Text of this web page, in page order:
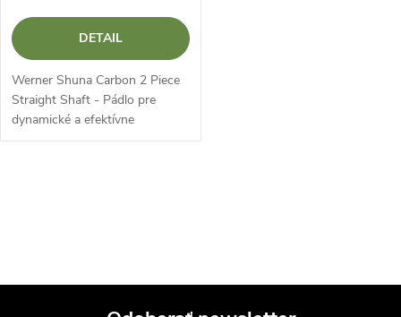
DETAIL
Werner Shuna Carbon 2 Piece
Straight Shaft - Pádlo pre
dynamické a efektívne
pádlovanie Werner Shuna